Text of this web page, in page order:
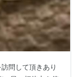
問して頂きあり